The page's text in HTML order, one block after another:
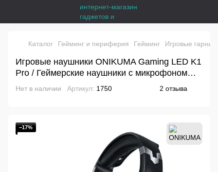
Каталог Гейминг и периферия Гейминг Игровые
Игровые наушники ONIKUMA Gaming LED K1
Pro / Геймерские наушники с микрофоном
RGB
Нет в наличии Артикул: 1750 2 отзыва
−17%